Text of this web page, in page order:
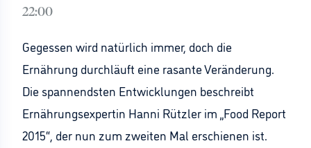
22:00
Gegessen wird natürlich immer, doch die
Ernährung durchläuft eine rasante Veränderung.
Die spannendsten Entwicklungen beschreibt
Ernährungsexpertin Hanni Rützler im „Food Report
2015“, der nun zum zweiten Mal erschienen ist.